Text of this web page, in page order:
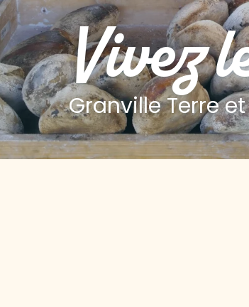
Vivez
Granville Terre